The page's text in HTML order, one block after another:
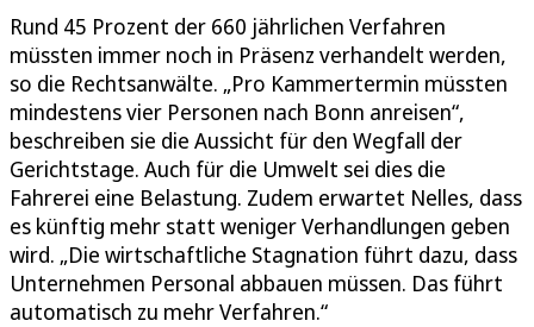
Rund 45 Prozent der 660 jährlichen Verfahren
müssten immer noch in Präsenz verhandelt werden,
so die Rechtsanwälte. „Pro Kammertermin müssten
mindestens vier Personen nach Bonn anreisen“,
beschreiben sie die Aussicht für den Wegfall der
Gerichtstage. Auch für die Umwelt sei dies die
Fahrerei eine Belastung. Zudem erwartet Nelles, dass
es künftig mehr statt weniger Verhandlungen geben
wird. „Die wirtschaftliche Stagnation führt dazu, dass
Unternehmen Personal abbauen müssen. Das führt
automatisch zu mehr Verfahren.“